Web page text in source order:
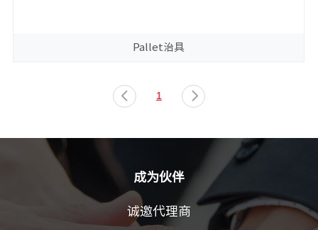
Pallet治具
1
成为伙伴
诚邀代理商